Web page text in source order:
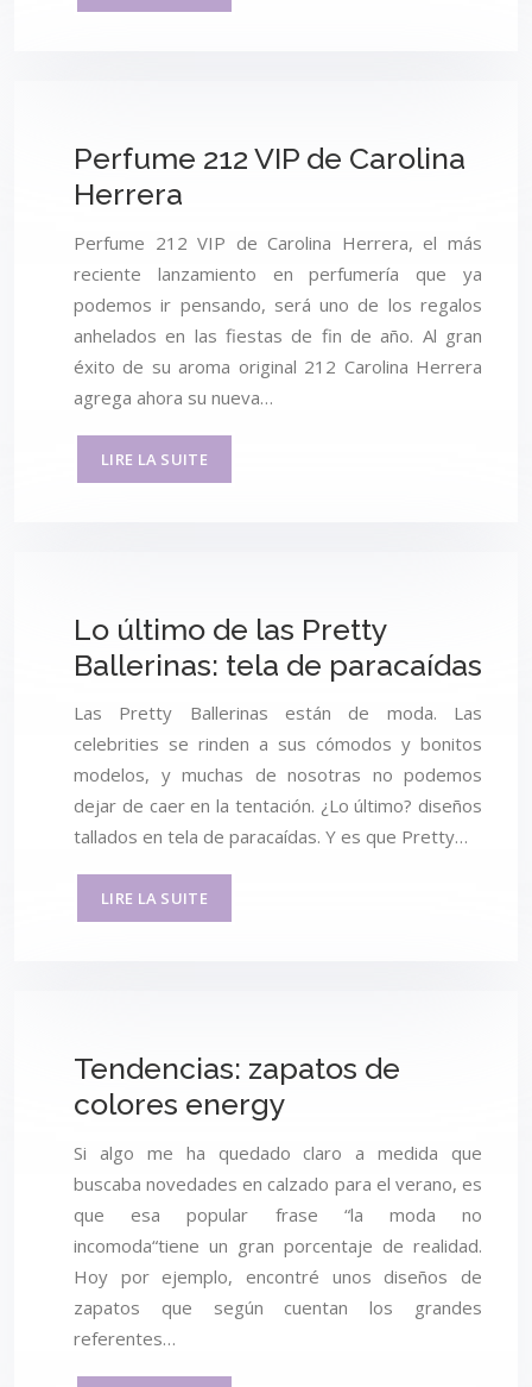
Perfume 212 VIP de Carolina
Herrera
Perfume 212 VIP de Carolina Herrera, el más
reciente lanzamiento en perfumería que ya
podemos ir pensando, será uno de los regalos
anhelados en las fiestas de fin de año. Al gran
éxito de su aroma original 212 Carolina Herrera
agrega ahora su nueva…
LIRE LA SUITE
Lo último de las Pretty
Ballerinas: tela de paracaídas
Las Pretty Ballerinas están de moda. Las
celebrities se rinden a sus cómodos y bonitos
modelos, y muchas de nosotras no podemos
dejar de caer en la tentación. ¿Lo último? diseños
tallados en tela de paracaídas. Y es que Pretty…
LIRE LA SUITE
Tendencias: zapatos de
colores energy
Si algo me ha quedado claro a medida que
buscaba novedades en calzado para el verano, es
que esa popular frase “la moda no
incomoda“tiene un gran porcentaje de realidad.
Hoy por ejemplo, encontré unos diseños de
zapatos que según cuentan los grandes
referentes…